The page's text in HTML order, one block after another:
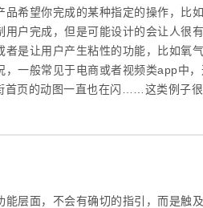
品希望你完成的某种指定的操作，比
户完成，但是可能设计的会让人很
者是让用户产生粘性的功能，比如氧
，一般常见于电商或者视频类app中
首页的动图一直也在闪……这类例子
层面，不会有确切的指引，而是触